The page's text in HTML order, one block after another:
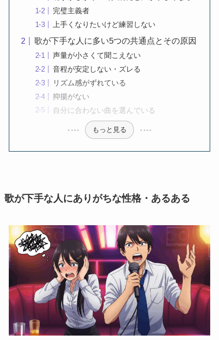
完璧主義者
上手くなりたいけど練習しない
歌が下手な人に多い5つの共通点とその原因
声量が小さくて聞こえない
音程が安定しない・ズレる
リズム感がずれている
抑揚がない
自分に合わない曲を選んでいる
もっと見る
歌が下手な人にありがちな性格・あるある